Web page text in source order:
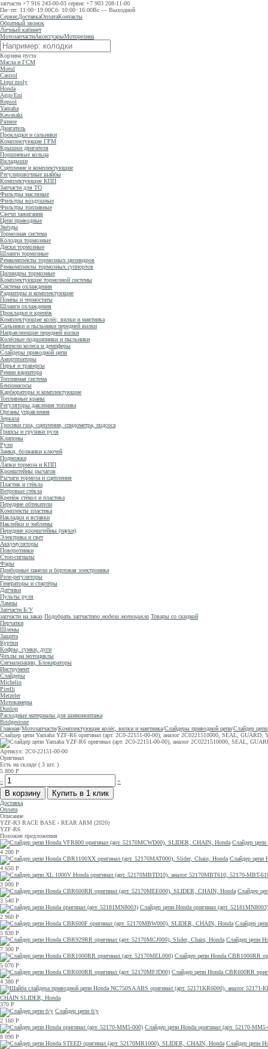
запчасти +7 916 243-00-03 сервис +7 903 208-11-00
Пн−пт: 11:00−19:00Сб: 10:00−16:00Вс — Выходной
СервисДоставкаОплатаКонтакты
Обратный звонок
Личный кабинет
МотозапчастиАксессуарыМоторезина
Корзина пуста
Масла и ГСМ
Motul
Castrol
Liqui moly
Honda
Agip/Eni
Repsol
Yamaha
Kawasaki
Разное
Двигатель
Прокладки и сальники
Комплектующие ГРМ
Крышки двигателя
Поршневые кольца
Вкладыши
Сцепление и комплектующие
Регулировочные шайбы
Комплектующие КПП
Запчасти для ТО
Фильтры масляные
Фильтры воздушные
Фильтры топливные
Свечи зажигания
Цепи приводные
Звёзды
Тормозная система
Колодки тормозные
Диски тормозные
Шланги тормозные
Ремкомплекты тормозных цилиндров
Ремкомплекты тормозных суппортов
Цилиндры тормозные
Комплектующие тормозной системы
Система охлаждения
Радиаторы и комплектующие
Помпы и термостаты
Шланги охлаждения
Прокладки и крепёж
Комплектующие колёс, вилки и маятника
Сальники и пыльники передней вилки
Направляющие передней вилки
Колёсные подшипники и пыльники
Ниппели колеса и демпферы
Слайдеры приводной цепи
Амортизаторы
Перья и траверсы
Ремни вариатора
Топливная система
Бензонасосы
Карбюраторы и комплектующие
Топливные краны
Регуляторы давления топлива
Органы управления
Зеркала
Тросики газа, сцепления, спидометра, подсоса
Грипсы и грузики руля
Клипоны
Рули
Замки, болванки ключей
Подножки
Лапки тормоза и КПП
Кронштейны рычагов
Рычаги тормоза и сцепления
Пластик и стёкла
Ветровые стёкла
Крепёж стёкол и пластика
Передние обтекатели
Комплекты пластика
Накладки и вставки
Наклейки и эмблемы
Передние кронштейны (пауки)
Электрика и свет
Аккумуляторы
Поворотники
Стоп-сигналы
Фары
Приборные панели и бортовая электроника
Реле-регуляторы
Генераторы и стартёры
Датчики
Пульты руля
Лампы
Запчасти Б/У
запчасти на заказ Подобрать запчастипо модели мотоцикла Товары со скидкой
Перчатки
Шлемы
Защита
Куртки
Кофры, сумки, дуги
Чехлы на мотоциклы
Сигнализации, Блокираторы
Инструмент
Слайдеры
Michelin
Pirelli
Metzeler
Мотокамеры
Dunlop
Расходные материалы для шиномонтажа
Bridgestone
Главная/Мотозапчасти/Комплектующие колёс, вилки и маятника/Слайдеры приводной цепи/Слайдер
Слайдер цепи Yamaha YZF-R6 оригинал (арт. 2C0-22151-00-00), аналог 2C0221510000, SEAL, GUARD,
Артикул: 2C0-22151-00-00
Оригинал
Есть на складе ( 3 шт. )
5 800 Р
–
+
Доставка
Оплата
Описание
YZF-R3 RACE BASE - REAR ARM (2020)
YZF-R6
Похожие предложения
Слайдер
4 200 Р
Слайдер цепи
4 650 Р
3 000 Р
Слайдер
3 540 Р
Слайдер цепи Honda оригинал (арт. 52181MN8003)
2 960 Р
Слайдер
5 830 Р
Слайдер цепи
7 300 Р
Слайдер цепи Honda CBR1000RR
5 070 Р
Слайдер цепи Honda CBR600RR
4 380 Р
CHAIN SLIDER, Honda
370 Р
Слайдер цепи б/у
2 160 Р
Слайдер цепи Honda оригинал (арт. 52170-
8 090 Р
Слайдер цепи